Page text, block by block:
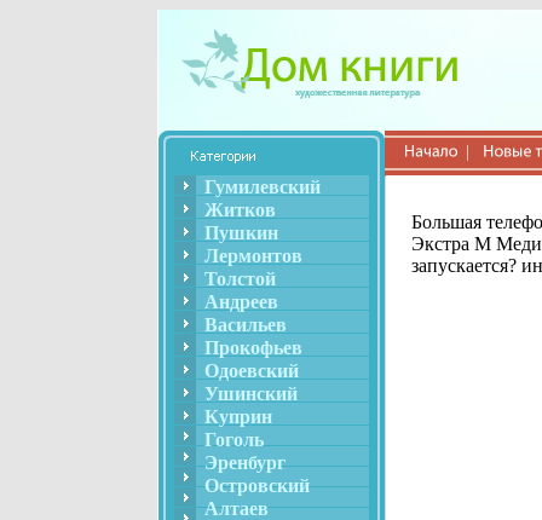
Гумилевский
Житков
Пушкин
Лермонтов
Толстой
Андреев
Васильев
Прокофьев
Одоевский
Ушинский
Куприн
Гоголь
Эренбург
Островский
Алтаев
Большая
Экстра М
запускается?